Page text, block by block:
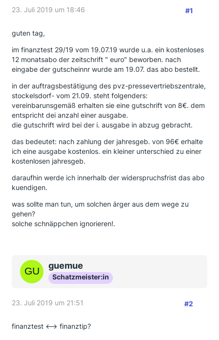
23. Juli 2019 um 18:46 #1
guten tag,
im finanztest 29/19 vom 19.07.19 wurde u.a. ein kostenloses
12 monatsabo der zeitschrift " euro" beworben. nach
eingabe der gutscheinnr wurde am 19.07. das abo bestellt.
in der auftragsbestätigung des pvz-pressevertriebszentrale,
stockelsdorf- vom 21.09. steht folgenders:
vereinbarunsgemäß erhalten sie eine gutschrift von 8€. dem
entspricht dei anzahl einer ausgabe.
die gutschrift wird bei der i. ausgabe in abzug gebracht.
das bedeutet: nach zahlung der jahresgeb. von 96€ erhalte
ich eine ausgabe kostenlos. ein kleiner unterschied zu einer
kostenlosen jahresgeb.
daraufhin werde ich innerhalb der widerspruchsfrist das abo
kuendigen.
was sollte man tun, um solchen ärger aus dem wege zu
gehen?
solche schnäppchen ignorieren!.
guemue
Schatzmeister:in
23. Juli 2019 um 21:51 #2
finanztest <--> finanztip?